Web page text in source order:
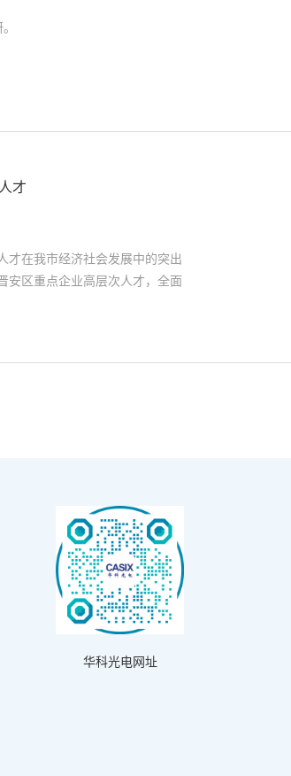
才
才在我市经济社会发展中的突出
安区重点企业高层次人才，全面
华科光电网址